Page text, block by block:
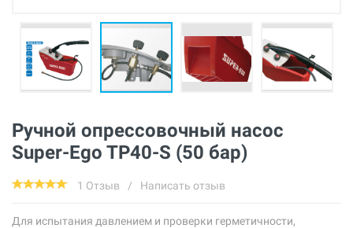
Ручной опрессовочный насос
Super-Ego TP40-S (50 бар)
1 Отзыв / Написать отзыв
Для испытания давлением и проверки герметичности,